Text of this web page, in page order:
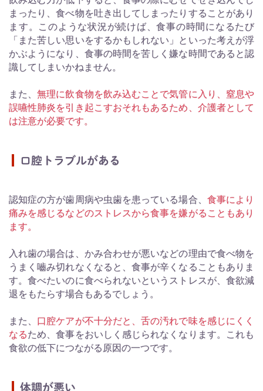
まったり、食べ物を吐き出してしまったりすることがあり
ます。このような状況が続けば、食事の時間になるたび
「また苦しい思いをするかもしれない」といった考えが浮
かぶようになり、食事の時間を苦しく嫌な時間であると認
識してしまいかねません。
また、無理に飲食物を飲み込むことで気管に入り、窒息や
誤嚥性肺炎を引き起こすおそれもあるため、介護者として
は注意が必要です。
口腔トラブルがある
認知症の方が歯周病や虫歯を患っている場合、 食事により
痛みを感じるなどのストレスから食事を嫌がることもあり
ます。
入れ歯の場合は、かみ合わせが悪いなどの理由で食べ物を
うまく嚙み切れなくなると、食事が辛くなることもありま
す。食べたいのに食べられないというストレスが、食欲減
退をもたらす場合もあるでしょう。
また、 口腔ケアが不十分だと、舌の汚れで味を感じにくく
なるため、食事をおいしく感じられなくなります。これも
食欲の低下につながる原因の一つです。
体調が悪い